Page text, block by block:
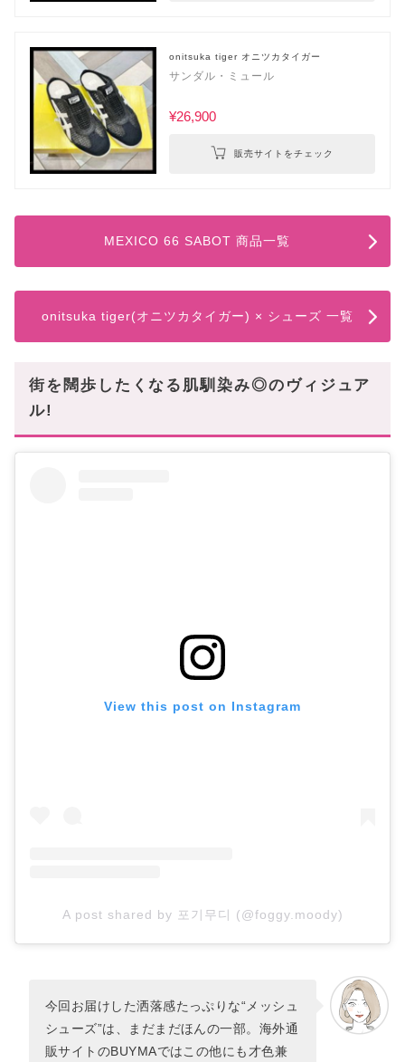
onitsuka tiger オニツカタイガー
サンダル・ミュール
¥26,900
販売サイトをチェック
MEXICO 66 SABOT 商品一覧
onitsuka tiger(オニツカタイガー) × シューズ 一覧
街を闊歩したくなる肌馴染み◎のヴィジュア
ル!
View this post on Instagram
A post shared by 포기무디 (@foggy.moody)
今回お届けした洒落感たっぷりな“メッシュ
シューズ”は、まだまだほんの一部。海外通
販サイトのBUYMAではこの他にも才色兼